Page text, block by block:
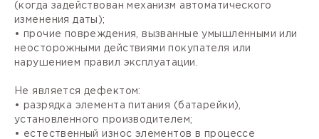
(когда задействован механизм автоматического
изменения даты);
• прочие повреждения, вызванные умышленными или
неосторожными действиями покупателя или
нарушением правил эксплуатации.
Не является дефектом:
• разрядка элемента питания (батарейки),
установленного производителем;
• естественный износ элементов в процессе